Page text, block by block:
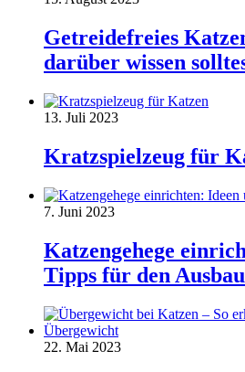
Getreidefreies
darüber wissen
13. Juli 2023
Kratzspielzeug für
7. Juni 2023
Katzengehege
Tipps für den Ausbau
22. Mai 2023